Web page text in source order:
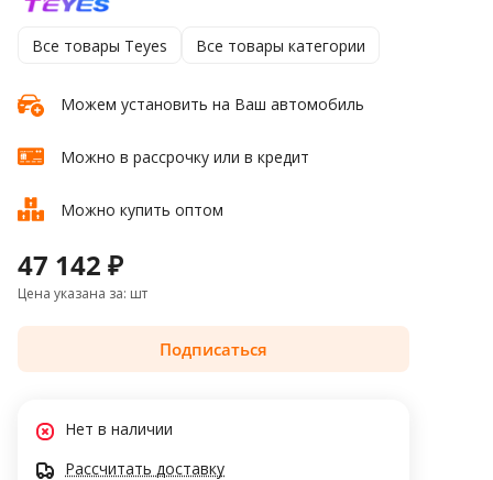
Все товары Teyes Все товары категории
Можем установить на Ваш автомобиль
Можно в рассрочку или в кредит
Можно купить оптом
47 142 ₽
Цена указана за: шт
Подписаться
Нет в наличии
Рассчитать доставку